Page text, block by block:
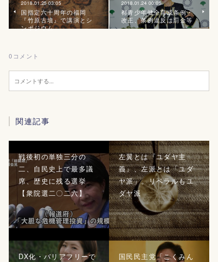
2018.01.25 03:05
国指定六十周年の福岡
『竹原古墳』で講演とシ
ンポジウム
2018.01.24 00:05
都青少年健全育成条例・
改正、条例違反は罰金等
0 コメント
関連記事
戦後初の単独三分の
二、自民史上で最多議
席、歴史に残る選挙
【衆院選二〇二六】
左翼とは『ユダヤ主
義』、左派とは「ユダ
ヤ派」。リベラルもユ
ダヤ派
DX化・バリアフリーで
国民民主党「こくみん